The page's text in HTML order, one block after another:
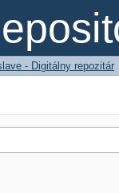
- Digitálny repozitár